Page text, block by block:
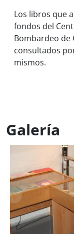
Los libros que
fondos del
Bombardeo de
consultados
mismos.
Galería